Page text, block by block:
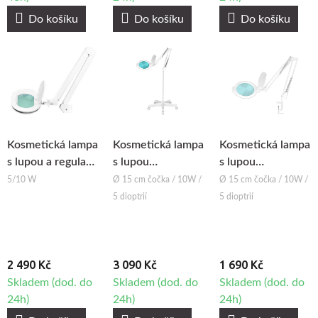
Do košíku
Do košíku
Do košíku
Kosmetická lampa
s lupou a regulací
intenzity světla
5/10 W
2 490 Kč
Skladem (dod. do
24h)
Kosmetická lampa
s lupou
BeautyOne ML6
LED se stojanem
Ø 15 cm čočka / 10W /
5 dioptrií
3 090 Kč
Skladem (dod. do
24h)
Kosmetická lampa
s lupou
BeautyOne ML6
LED
Ø 15 cm čočka / 10W /
5 dioptrií
1 690 Kč
Skladem (dod. do
24h)